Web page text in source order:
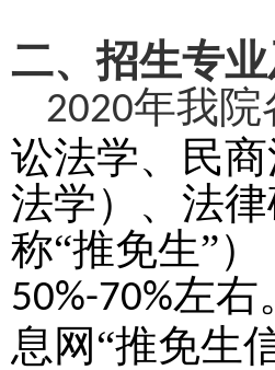
二、招生专
2020年我院
讼法学、民
法学）、法
称“推免生”
50%-70%左右
息网“推免生